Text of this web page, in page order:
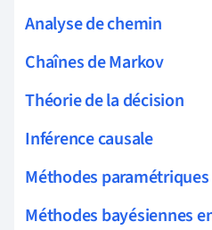
Analyse de chemin
Chaînes de Markov
Théorie de la décision
Inférence causale
Méthodes paramétriques
Méthodes bayésiennes